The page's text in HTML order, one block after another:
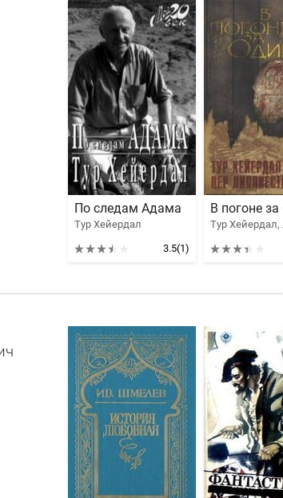
По следам Адама
Тур Хейердал
3.5(1)